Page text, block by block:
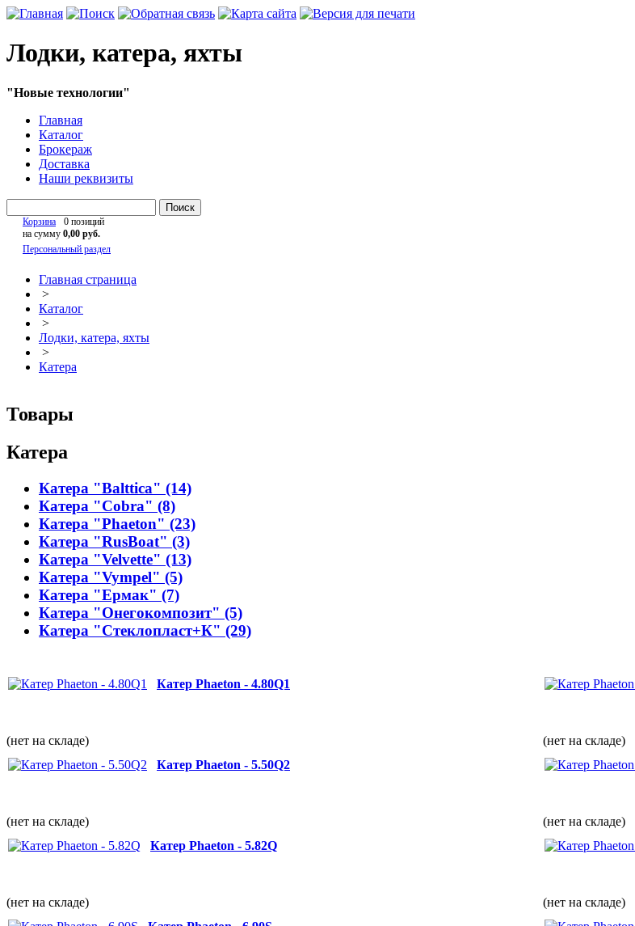
Лодки, катера, яхты
"Новые технологии"
Главная
Каталог
Брокераж
Доставка
Наши реквизиты
Поиск
Корзина
0 позиций
на сумму 0,00 руб.
Персональный раздел
Главная страница
>
Каталог
>
Лодки, катера, яхты
>
Катера
Товары
Катера
Катера "Balttica" (14)
Катера "Cobra" (8)
Катера "Phaeton" (23)
Катера "RusBoat" (3)
Катера "Velvette" (13)
Катера "Vympel" (5)
Катера "Ермак" (7)
Катера "Онегокомпозит" (5)
Катера "Стеклопласт+К" (29)
Катер Phaeton - 4.80Q1
(нет на складе)
(нет на складе)
Катер Phaeton - 5.50Q2
(нет на складе)
(нет на складе)
Катер Phaeton - 5.82Q
(нет на складе)
(нет на складе)